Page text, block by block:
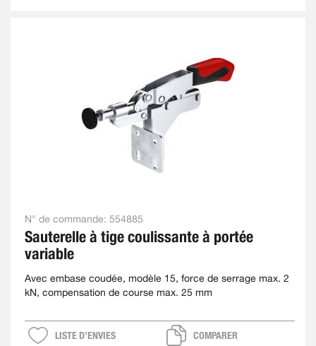
N° de commande: 554885
Sauterelle à tige coulissante à portée
variable
Avec embase coudée, modèle 15, force de serrage max. 2
kN, compensation de course max. 25 mm
LISTE D’ENVIES COMPARER